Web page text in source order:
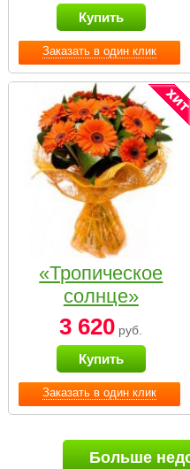
Заказать в один клик
Купить
Заказать в один клик
«Тропическое
солнце»
3 620 руб.
Купить
Больше